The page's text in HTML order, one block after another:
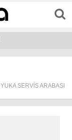
YUKA SERVİS ARABASI